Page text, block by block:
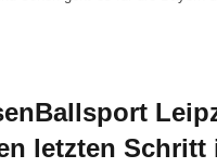
letzten Schritt